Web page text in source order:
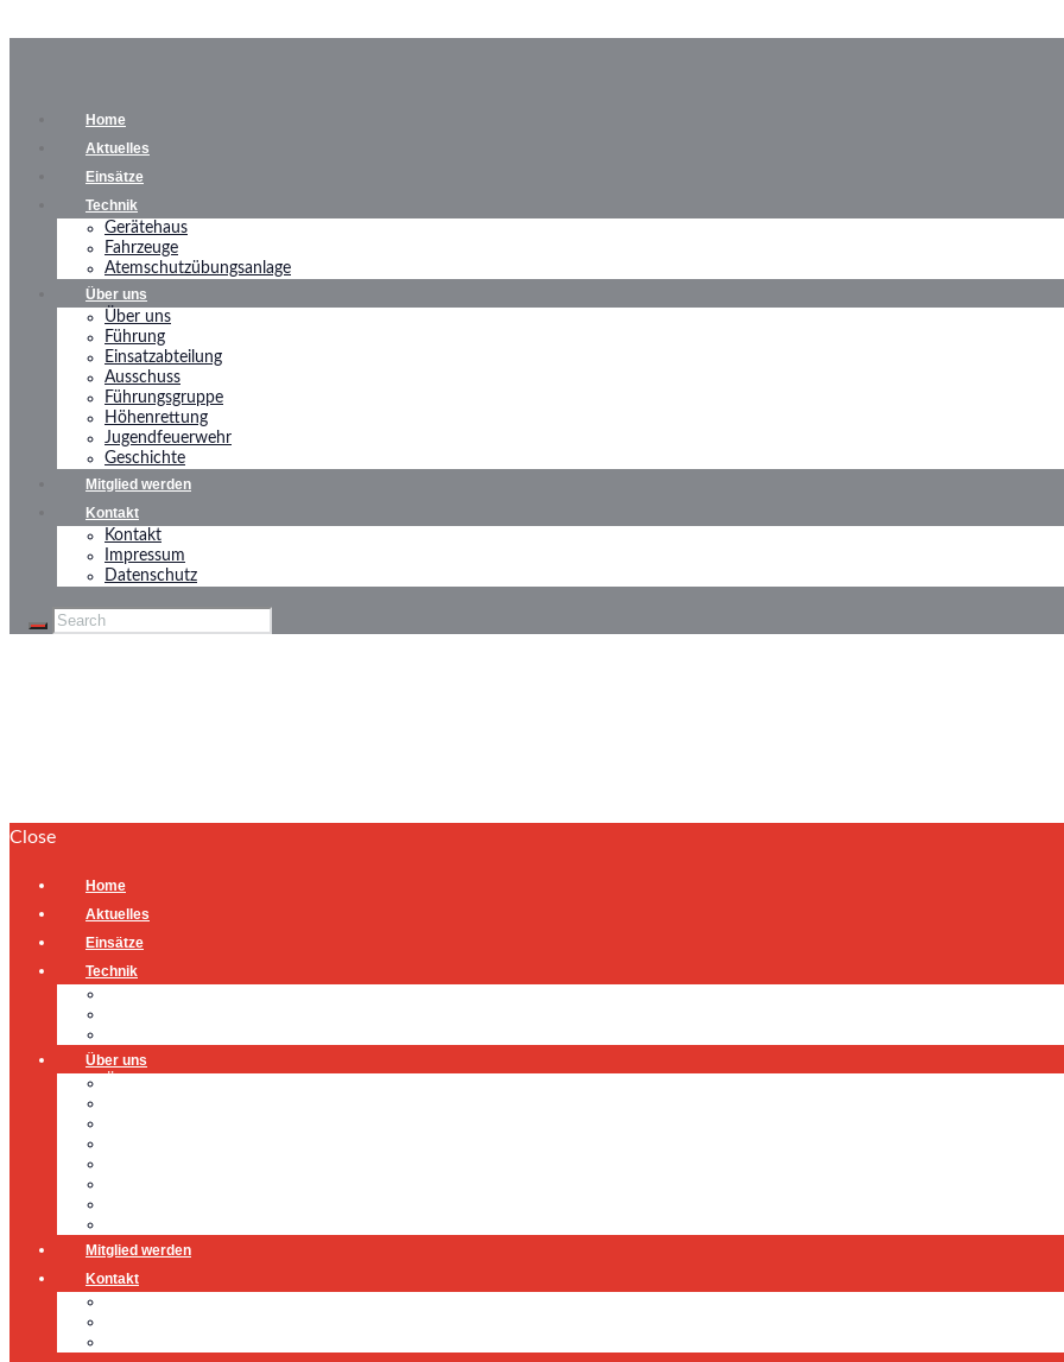
Home
Aktuelles
Einsätze
Technik
Gerätehaus
Fahrzeuge
Atemschutzübungsanlage
Über uns
Über uns
Führung
Einsatzabteilung
Ausschuss
Führungsgruppe
Höhenrettung
Jugendfeuerwehr
Geschichte
Mitglied werden
Kontakt
Kontakt
Impressum
Datenschutz
Close
Home
Aktuelles
Einsätze
Technik
Über uns
Mitglied werden
Kontakt